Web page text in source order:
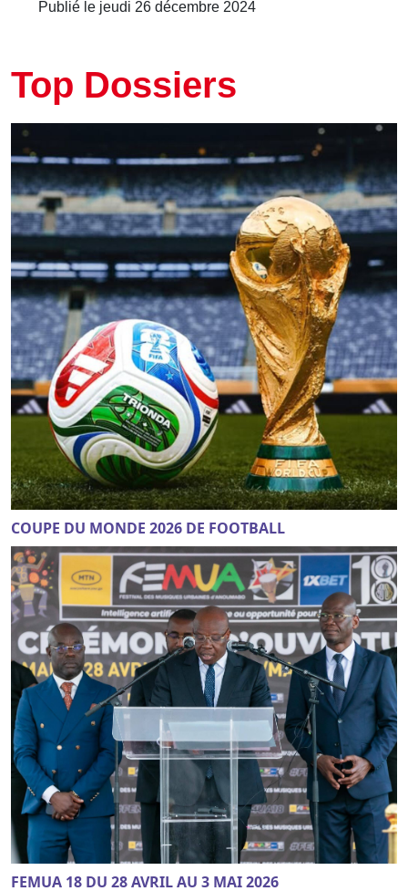
Publié le jeudi 26 décembre 2024
Top Dossiers
COUPE DU MONDE 2026 DE FOOTBALL
FEMUA 18 DU 28 AVRIL AU 3 MAI 2026